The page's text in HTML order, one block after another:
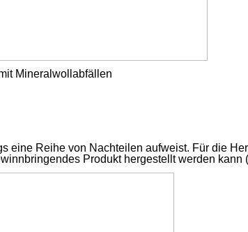
Mineralwollabfällen
Reihe von Nachteilen aufweist. Für die
Produkt hergestellt werden kann